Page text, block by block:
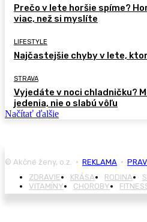
Prečo v lete horšie spíme?
viac, než si myslíte
LIFESTYLE
Najčastejšie chyby v lete,
STRAVA
Vyjedáte v noci chladničku?
jedenia, nie o slabú vôľu
Načítať ďalšie
© Akčné ženy, o.z. • REKLAMA •
ZDRAVIE
KRÁSA RODINA
VITAMÍNY
CHOROBY